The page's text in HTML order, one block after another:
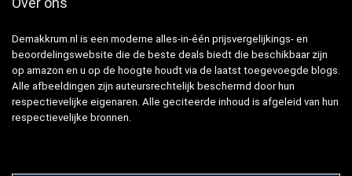
Demakkrum.nl is een moderne alles-in-één prijsvergelijkings- en
beoordelingswebsite die de beste deals biedt die beschikbaar zijn
op amazon en u op de hoogte houdt via de laatst toegevoegde blogs.
Alle afbeeldingen zijn auteursrechtelijk beschermd door hun
respectievelijke eigenaren. Alle geciteerde inhoud is afgeleid van hun
respectievelijke bronnen.